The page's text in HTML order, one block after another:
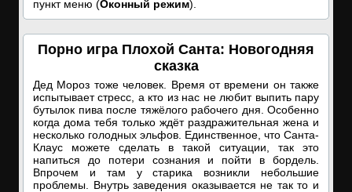
пункт меню (Оконный режим).
Порно игра Плохой Санта: Новогодняя
сказка
Дед Мороз тоже человек. Время от времени он также
испытывает стресс, а кто из нас не любит выпить пару
бутылок пива после тяжёлого рабочего дня. Особенно
когда дома тебя только ждёт раздражительная жена и
несколько голодных эльфов. Единственное, что Санта-
Клаус можете сделать в такой ситуации, так это
напиться до потери сознания и пойти в бордель.
Впрочем и там у старика возникли небольшие
проблемы. Внутрь заведения оказывается не так то и